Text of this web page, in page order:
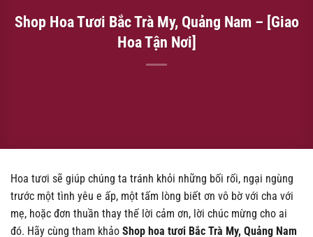
Shop Hoa Tươi Bắc Trà My, Quảng Nam – [Giao
Hoa Tận Nơi]
Hoa tươi sẽ giúp chúng ta tránh khỏi những bối rối, ngại ngùng
trước một tình yêu e ấp, một tấm lòng biết ơn vô bờ với cha với
mẹ, hoặc đơn thuần thay thế lời cảm ơn, lời chúc mừng cho ai
đó. Hãy cùng tham khảo Shop hoa tươi Bắc Trà My, Quảng Nam